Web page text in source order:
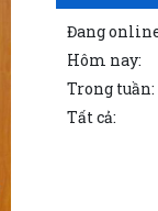
TỪ QUAN
PHỐI ĐẾN
KINH TẾ THỊ
MỐI QUAN
Đang
Hôm nay:
Trong tuần:
Tất cả: